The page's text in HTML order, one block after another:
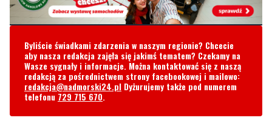
Byliście świadkami zdarzenia w naszym regionie? Chcecie
aby nasza redakcja zajęła się jakimś tematem? Czekamy na
Wasze sygnały i informacje. Można kontaktować się z naszą
redakcją za pośrednictwem strony facebookowej i mailowo:
redakcja@nadmorski24.pl Dyżurujemy także pod numerem
telefonu 729 715 670.